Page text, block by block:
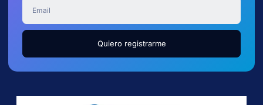
Quiero registrarme